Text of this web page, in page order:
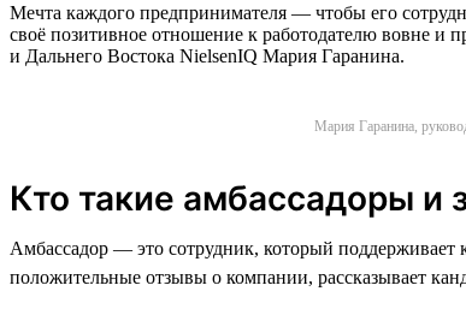
Мечта каждого предпринимателя — чтобы его
своё позитивное отношение к работодателю вовне и
и Дальнего Востока NielsenIQ Мария Гаранина.
Мария Гаранина,
Кто такие амбассадоры и
Амбассадор — это сотрудник, который поддерживает
положительные отзывы о компании, рассказывает